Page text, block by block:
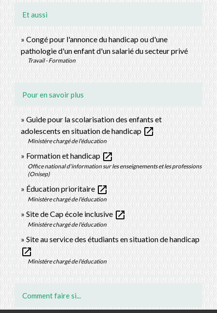
Et aussi
Congé pour l'annonce du handicap ou d'une
pathologie d'un enfant d'un salarié du secteur privé
Travail - Formation
Pour en savoir plus
Guide pour la scolarisation des enfants et
adolescents en situation de handicap open_in_new
Ministère chargé de l'éducation
Formation et handicapopen_in_new
Office national d'information sur les enseignements et les professions
(Onisep)
Éducation prioritaire open_in_new
Ministère chargé de l'éducation
Site de Cap école inclusiveopen_in_new
Ministère chargé de l'éducation
Site au service des étudiants en situation de handicap
open_in_new
Ministère chargé de l'éducation
Comment faire si...